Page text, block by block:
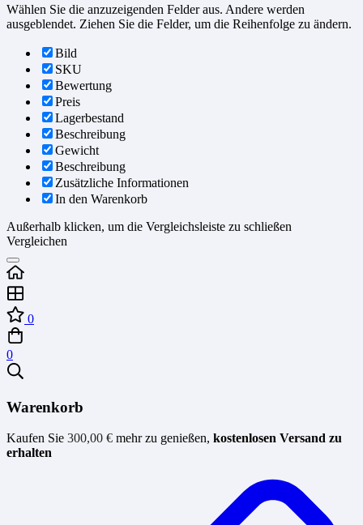
Wählen Sie die anzuzeigenden Felder aus. Andere werden
ausgeblendet. Ziehen Sie die Felder, um die Reihenfolge zu ändern.
Bild
SKU
Bewertung
Preis
Lagerbestand
Beschreibung
Gewicht
Beschreibung
Zusätzliche Informationen
In den Warenkorb
Außerhalb klicken, um die Vergleichsleiste zu schließen
Vergleichen
0
0
Warenkorb
Kaufen Sie 300,00 € mehr zu genießen, kostenlosen Versand zu
erhalten